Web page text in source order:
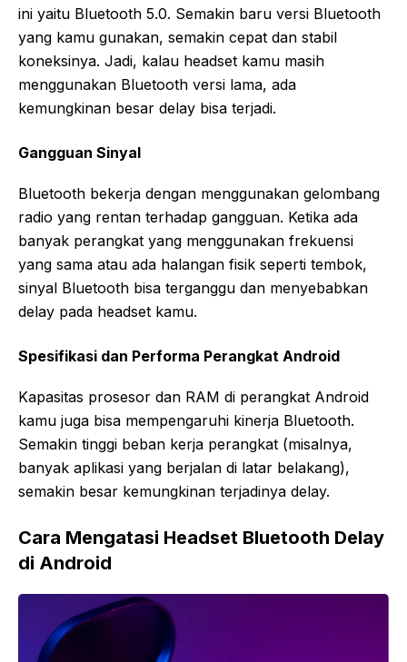
ini yaitu Bluetooth 5.0. Semakin baru versi Bluetooth
yang kamu gunakan, semakin cepat dan stabil
koneksinya. Jadi, kalau headset kamu masih
menggunakan Bluetooth versi lama, ada
kemungkinan besar delay bisa terjadi.
Gangguan Sinyal
Bluetooth bekerja dengan menggunakan gelombang
radio yang rentan terhadap gangguan. Ketika ada
banyak perangkat yang menggunakan frekuensi
yang sama atau ada halangan fisik seperti tembok,
sinyal Bluetooth bisa terganggu dan menyebabkan
delay pada headset kamu.
Spesifikasi dan Performa Perangkat Android
Kapasitas prosesor dan RAM di perangkat Android
kamu juga bisa mempengaruhi kinerja Bluetooth.
Semakin tinggi beban kerja perangkat (misalnya,
banyak aplikasi yang berjalan di latar belakang),
semakin besar kemungkinan terjadinya delay.
Cara Mengatasi Headset Bluetooth Delay
di Android